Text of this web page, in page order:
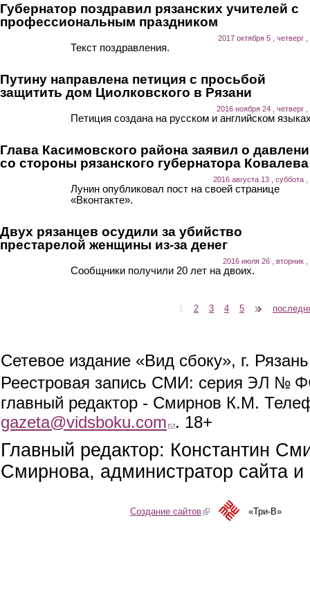
Губернатор поздравил рязанских учителей с
профессиональным праздником
2017 октября 5 , четверг
Текст поздравления.
Путину направлена петиция с просьбой
защитить дом Циолковского в Рязани
2016 ноября 24 , четверг ,
Петиция создана на русском и английском
Глава Касимовского района заявил о
со стороны рязанского губернатора Ковалева
2016 августа 13 , суббота ,
Лунин опубликовал пост на своей странице
«Вконтакте».
Двух рязанцев осудили за убийство
престарелой женщины из-за денег
2016 июля 26 , вторник ,
Сообщники получили 20 лет на двоих.
1 2 3 4 5
Сетевое издание «Вид сбоку», г.
Реестровая запись СМИ: серия ЭЛ №
главный редактор - Смирнов К.М.
gazeta@vidsboku.com (link sends e-mail)
. 18+
Главный редактор: Константин
Смирнова, администратор сайта
Создание сайтов(link is external)«Три-В»